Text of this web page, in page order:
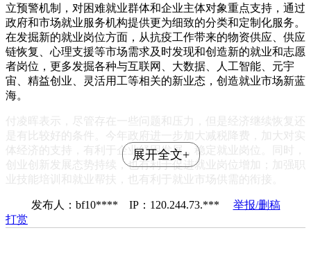
立预警机制，对困难就业群体和企业主体对象重点支持，通过
政府和市场就业服务机构提供更为细致的分类和定制化服务。
在发掘新的就业岗位方面，从抗疫工作带来的物资供应、供应
链恢复、心理支援等市场需求及时发现和创造新的就业和志愿
者岗位，更多发掘各种与互联网、大数据、人工智能、元宇
宙、精益创业、灵活用工等相关的新业态，创造就业市场新蓝
海。
付凌晖表示，尽管存在一些问题和压力，但是经济继续恢复还
是有比较好的条件。今年政府进一步加大减税降费，加大对实
体经济的支持，有利于企业纾困发展，稳定就业岗位。同时，
创业创新发展态势持续，也有利于促进就业岗位增加；加强职
业技能培训和就业帮扶，也有利于就业市场供需的衔接。
展开全文+
发布人：bf10**** IP：120.244.73.*** 举报/删稿
打赏